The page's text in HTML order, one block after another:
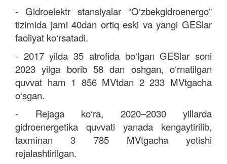
- Gidroelektr stansiyalar “O‘zbekgidroenergo”
tizimida jami 40dan ortiq eski va yangi GESlar
faoliyat ko‘rsatadi.
- 2017 yilda 35 atrofida bo‘lgan GESlar soni
2023 yilga borib 58 dan oshgan, o‘rnatilgan
quvvat ham 1 856 MVtdan 2 233 MVtgacha
o‘sgan.
- Rejaga ko‘ra, 2020–2030 yillarda
gidroenergetika quvvati yanada kengaytirilib,
taxminan 3 785 MVtgacha yetishi
rejalashtirilgan.